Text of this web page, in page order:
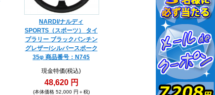
NARDI/ナルディ
SPORTS（スポーツ） タイ
プラリー ブラックパンチン
グレザー/シルバースポーク
35φ 商品番号：N745
現金特価(税込)
48,620 円
(本体価格 52,000 円＋税)